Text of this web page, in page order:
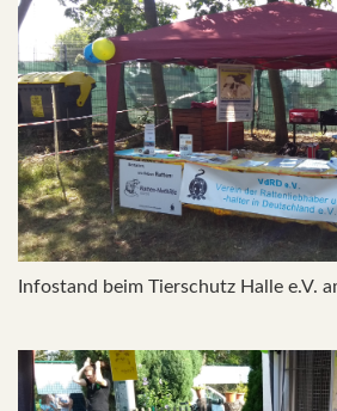
Infostand beim Tierschutz Halle e.V.